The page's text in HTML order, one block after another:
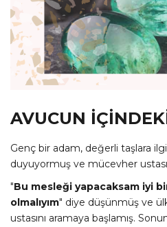
AVUCUN
Genç bir adam, değerli taşlara ilgi
duyuyormuş ve mücevher
"Bu mesleği yapacaksam iyi
olmalıyım" diye düşünmüş ve
ustasını aramaya başlamış.